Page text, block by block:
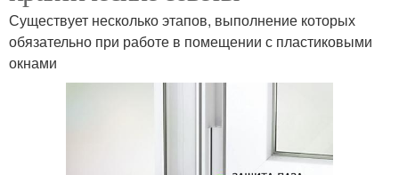
Существует несколько этапов, выполнение которых
обязательно при работе в помещении с пластиковыми
окнами